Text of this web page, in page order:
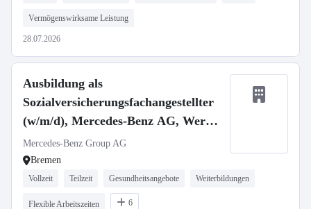
Vermögenswirksame Leistung
28.07.2026
Ausbildung als
Sozialversicherungsfachangestellter
(w/m/d), Mercedes-Benz AG, Werk
Bremen, Ausbildungsbeginn
01.09.2027
Mercedes-Benz Group AG
Bremen
Vollzeit Teilzeit Gesundheitsangebote Weiterbildungen
Flexible Arbeitszeiten 6